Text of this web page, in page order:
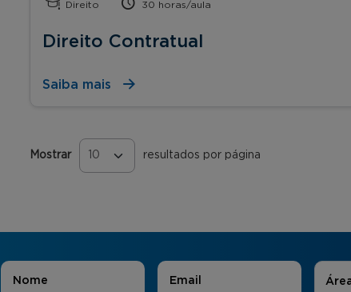
Direito 30 horas/aula
Direito Contratual
Saiba mais
Mostrar resultados por página
Páginas
Nome E-mail Áreas